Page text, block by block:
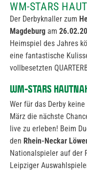
WM-STARS
Der Derbyknaller zum
Magdeburg am
Heimspiel des Jahres
eine fantastische
vollbesetzten
WM-STARS
Wer für das Derby
März die nächste
live zu erleben! Beim
den Rhein-Neckar
Nationalspieler auf der
Leipziger